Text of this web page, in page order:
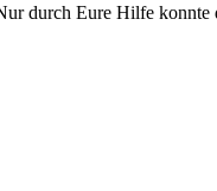
durch Eure Hilfe konnte